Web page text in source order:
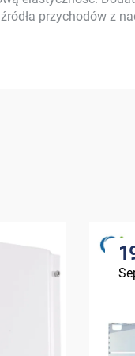
przychodów z